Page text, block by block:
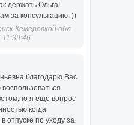
держать Ольга!
за консультацию. ))
Кемеровкой обл.
11:39:46
благодарю Вас
я ещё вопрос
когда
отпуске по уходу за